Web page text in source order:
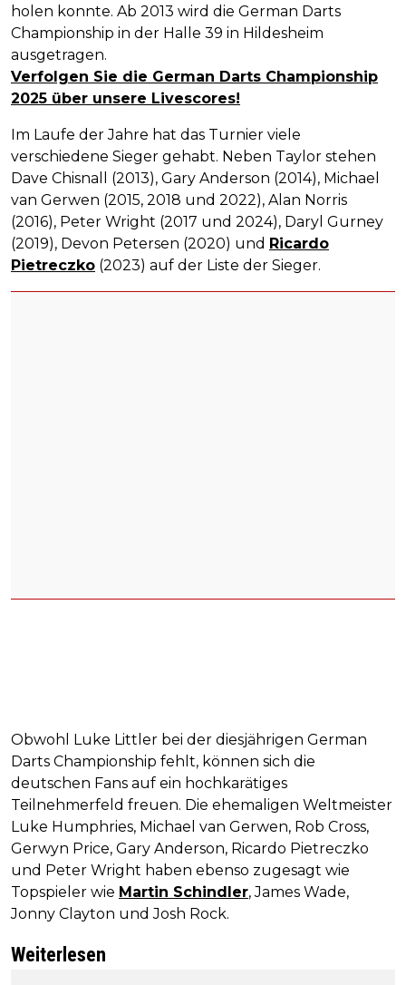
holen konnte. Ab 2013 wird die German Darts
Championship in der Halle 39 in Hildesheim
ausgetragen.
Verfolgen Sie die German Darts Championship
2025 über unsere Livescores!
Im Laufe der Jahre hat das Turnier viele
verschiedene Sieger gehabt. Neben Taylor stehen
Dave Chisnall (2013), Gary Anderson (2014), Michael
van Gerwen (2015, 2018 und 2022), Alan Norris
(2016), Peter Wright (2017 und 2024), Daryl Gurney
(2019), Devon Petersen (2020) und Ricardo
Pietreczko (2023) auf der Liste der Sieger.
Obwohl Luke Littler bei der diesjährigen German
Darts Championship fehlt, können sich die
deutschen Fans auf ein hochkarätiges
Teilnehmerfeld freuen. Die ehemaligen Weltmeister
Luke Humphries, Michael van Gerwen, Rob Cross,
Gerwyn Price, Gary Anderson, Ricardo Pietreczko
und Peter Wright haben ebenso zugesagt wie
Topspieler wie Martin Schindler, James Wade,
Jonny Clayton und Josh Rock.
Weiterlesen